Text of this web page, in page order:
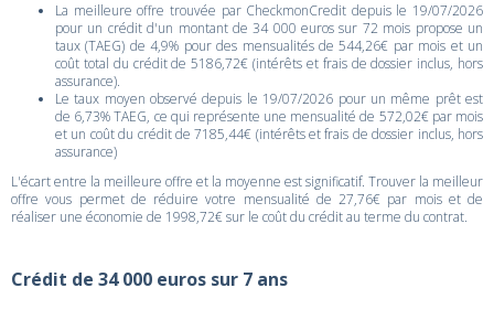
La meilleure offre trouvée par CheckmonCredit depuis le 19/07/2026
pour un crédit d'un montant de 34 000 euros sur 72 mois propose un
taux (TAEG) de 4,9% pour des mensualités de 544,26€ par mois et un
coût total du crédit de 5186,72€ (intérêts et frais de dossier inclus, hors
assurance).
Le taux moyen observé depuis le 19/07/2026 pour un même prêt est
de 6,73% TAEG, ce qui représente une mensualité de 572,02€ par mois
et un coût du crédit de 7185,44€ (intérêts et frais de dossier inclus, hors
assurance)
L'écart entre la meilleure offre et la moyenne est significatif. Trouver la meilleur
offre vous permet de réduire votre mensualité de 27,76€ par mois et de
réaliser une économie de 1998,72€ sur le coût du crédit au terme du contrat.
Crédit de 34 000 euros sur 7 ans